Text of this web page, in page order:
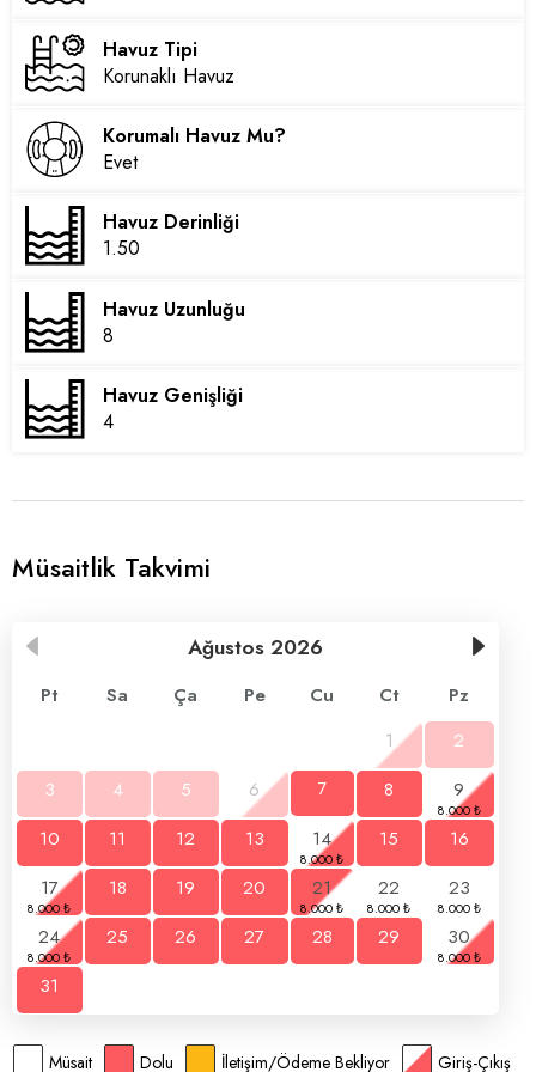
Havuz Tipi
Korunaklı Havuz
Korumalı Havuz Mu?
Evet
Havuz Derinliği
1.50
Havuz Uzunluğu
8
Havuz Genişliği
4
Müsaitlik Takvimi
Ağustos 2026
Pt Sa Ça Pe Cu Ct
Pz
1
2
3
4 5 6 7 8
9
10
11 12 13 14 15
16
17
18 19 20 21 22
23
24
25 26 27 28 29
30
31
Müsait Dolu İletişim/Ödeme Bekliyor Giriş-Çıkış